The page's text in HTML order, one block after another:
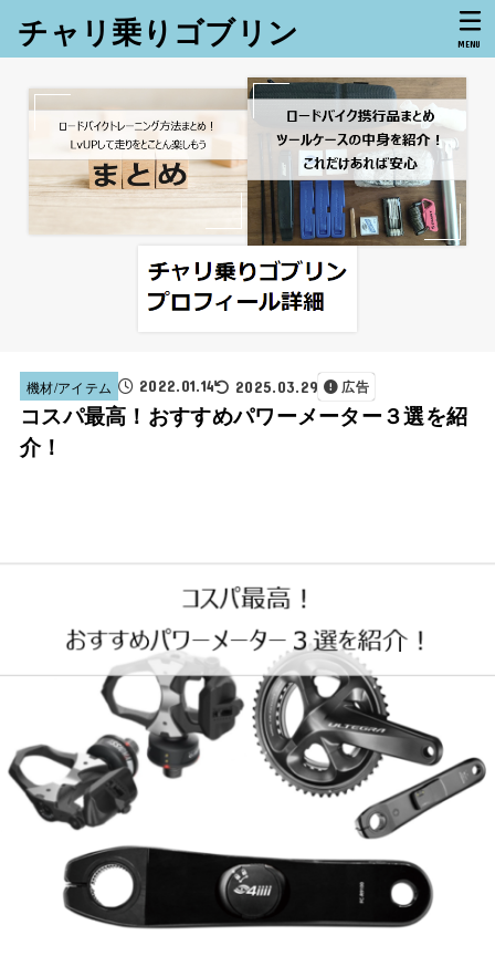
チャリ乗りゴブリン MENU
機材/アイテム 2022.01.14 2025.03.29 広告
コスパ最高！おすすめパワーメーター３選を紹
介！